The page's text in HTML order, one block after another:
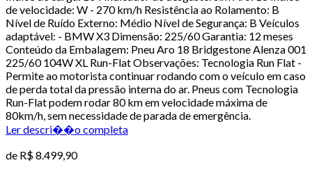
de velocidade: W - 270 km/h Resistência ao Rolamento: B
Nível de Ruído Externo: Médio Nível de Segurança: B Veículos
adaptável: - BMW X3 Dimensão: 225/60 Garantia: 12 meses
Conteúdo da Embalagem: Pneu Aro 18 Bridgestone Alenza 001
225/60 104W XL Run-Flat Observações: Tecnologia Run Flat -
Permite ao motorista continuar rodando com o veículo em caso
de perda total da pressão interna do ar. Pneus com Tecnologia
Run-Flat podem rodar 80 km em velocidade máxima de
80km/h, sem necessidade de parada de emergência.
Ler descri��o completa
de R$ 8.499,90